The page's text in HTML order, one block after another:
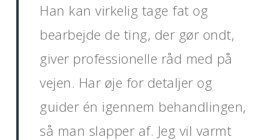
Han kan virkelig tage fat og
bearbejde de ting, der gør ondt,
giver professionelle råd med på
vejen. Har øje for detaljer og
guider én igennem behandlingen,
så man slapper af. Jeg vil varmt